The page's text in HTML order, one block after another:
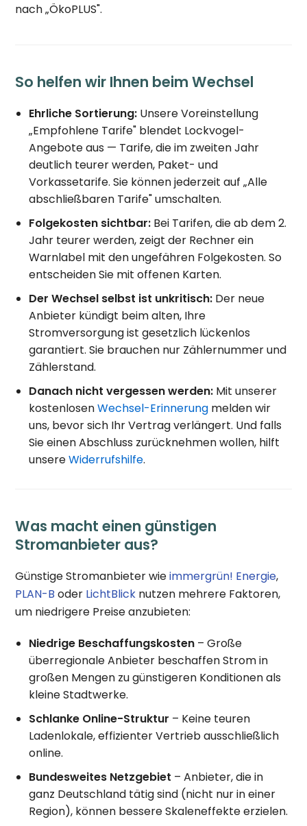
nach „ÖkoPLUS".
So helfen wir Ihnen beim Wechsel
Ehrliche Sortierung: Unsere Voreinstellung
„Empfohlene Tarife" blendet Lockvogel-
Angebote aus — Tarife, die im zweiten Jahr
deutlich teurer werden, Paket- und
Vorkassetarife. Sie können jederzeit auf „Alle
abschließbaren Tarife" umschalten.
Folgekosten sichtbar: Bei Tarifen, die ab dem 2.
Jahr teurer werden, zeigt der Rechner ein
Warnlabel mit den ungefähren Folgekosten. So
entscheiden Sie mit offenen Karten.
Der Wechsel selbst ist unkritisch: Der neue
Anbieter kündigt beim alten, Ihre
Stromversorgung ist gesetzlich lückenlos
garantiert. Sie brauchen nur Zählernummer und
Zählerstand.
Danach nicht vergessen werden: Mit unserer
kostenlosenWechsel-Erinnerung melden wir
uns, bevor sich Ihr Vertrag verlängert. Und falls
Sie einen Abschluss zurücknehmen wollen, hilft
unsereWiderrufshilfe.
Was macht einen günstigen
Stromanbieter aus?
Günstige Stromanbieter wieimmergrün! Energie,
PLAN-B oder LichtBlick nutzen mehrere Faktoren,
um niedrigere Preise anzubieten:
Niedrige Beschaffungskosten – Große
überregionale Anbieter beschaffen Strom in
großen Mengen zu günstigeren Konditionen als
kleine Stadtwerke.
Schlanke Online-Struktur – Keine teuren
Ladenlokale, effizienter Vertrieb ausschließlich
online.
Bundesweites Netzgebiet – Anbieter, die in
ganz Deutschland tätig sind (nicht nur in einer
Region), können bessere Skaleneffekte erzielen.